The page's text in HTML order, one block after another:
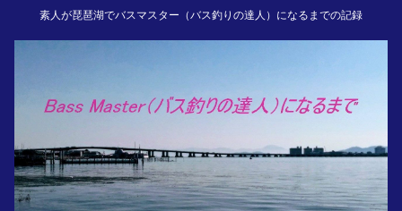
素人が琵琶湖でバスマスター（バス釣りの達人）になるまでの記録